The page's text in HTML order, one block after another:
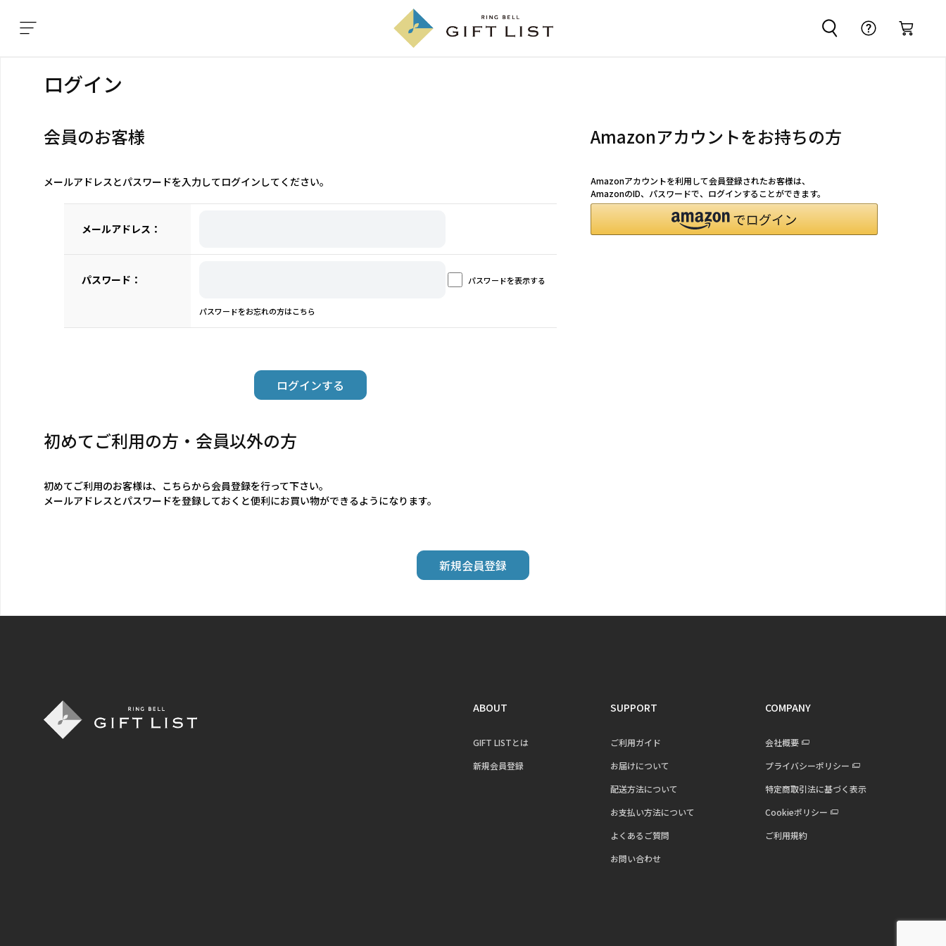
ログイン
会員のお客様
メールアドレスとパスワードを入力してログインしてください。
メールアドレス：
パスワード： パスワードを表示する
パスワードをお忘れの方はこちら
Amazonアカウントをお持ちの方
Amazonアカウントを利用して会員登録されたお客様は、
AmazonのID、パスワードで、ログインすることができます。
初めてご利用の方・会員以外の方
初めてご利用のお客様は、こちらから会員登録を行って下さい。
メールアドレスとパスワードを登録しておくと便利にお買い物ができるようになります。
ABOUT
GIFT LISTとは
新規会員登録
SUPPORT
ご利用ガイド
お届けについて
配送方法について
お支払い方法について
よくあるご質問
お問い合わせ
COMPANY
会社概要
プライバシーポリシー
特定商取引法に基づく表示
Cookieポリシー
ご利用規約